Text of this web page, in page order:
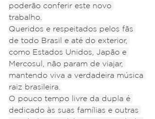
poderão conferir este novo
trabalho.
Queridos e respeitados pelos fãs
de todo Brasil e até do exterior,
como Estados Unidos, Japão e
Mercosul, não param de viajar,
mantendo viva a verdadeira música
raiz brasileira.
O pouco tempo livre da dupla é
dedicado às suas famílias e outras